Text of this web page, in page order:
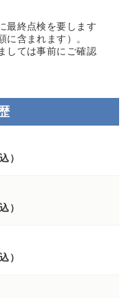
最終点検を要します
に含まれます）。
しては事前にご確認
）
）
）